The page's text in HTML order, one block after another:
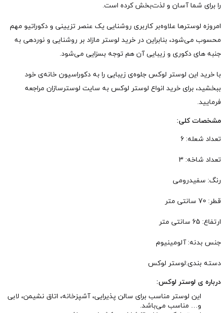
را برای شما آسان و لذت‌بخش کرده است.
امروزه لوسترها علاوه‌بر کاربری روشنایی یک عنصر تزیینی و دکوراتیو مهم
محسوب می‌شود، بنابراین در خرید لوستر مازاد بر روشنایی و نوردهی به
جنبه های دکوری و زیبایی آن هم توجه بسزایی می‌شود.
با خرید این لوستر لوکس جلوه‌ی زیبایی را به دکوراسیون خانه‌ی خود
ببخشید، برای خرید انواع لوستر لوکس به سایت لوسترسازان مراجعه
فرمایید.
مشخصات کلی:
تعداد شعله: 6
تعداد شاخه: 3
رنگ: سفیدرومی
قطر: 70 سانتی متر
ارتفاع: 65 سانتی متر
جنس بدنه: آلومینیوم
دسته بندی:لوستر لوکس
درباره ی لوستر لوکس:
این لوستر مناسب برای سالن پذیرایی، آشپزخانه، اتاق نشیمن، لابی
و… مناسب می‌باشد.